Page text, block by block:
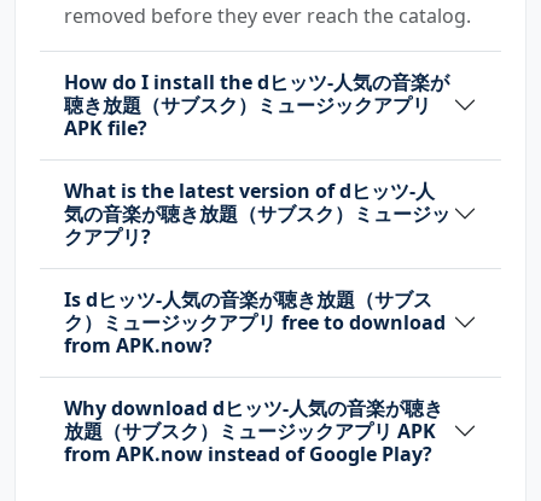
removed before they ever reach the catalog.
How do I install the dヒッツ-人気の音楽が
聴き放題（サブスク）ミュージックアプリ
APK file?
What is the latest version of dヒッツ-人
気の音楽が聴き放題（サブスク）ミュージッ
クアプリ?
Is dヒッツ-人気の音楽が聴き放題（サブス
ク）ミュージックアプリ free to download
from APK.now?
Why download dヒッツ-人気の音楽が聴き
放題（サブスク）ミュージックアプリ APK
from APK.now instead of Google Play?